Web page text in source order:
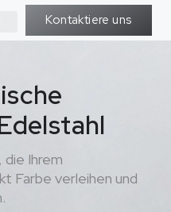
Kontaktiere uns
Ihrem
Farbe verleihen und